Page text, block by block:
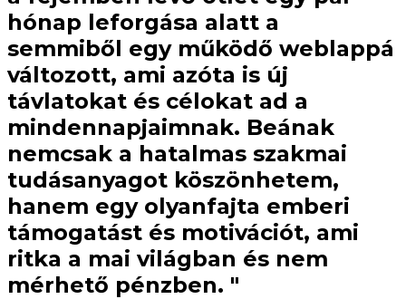
hónap leforgása alatt a
semmiből egy működő weblappá
változott, ami azóta is új
távlatokat és célokat ad a
mindennapjaimnak. Beának
nemcsak a hatalmas szakmai
tudásanyagot köszönhetem,
hanem egy olyanfajta emberi
támogatást és motivációt, ami
ritka a mai világban és nem
mérhető pénzben. "